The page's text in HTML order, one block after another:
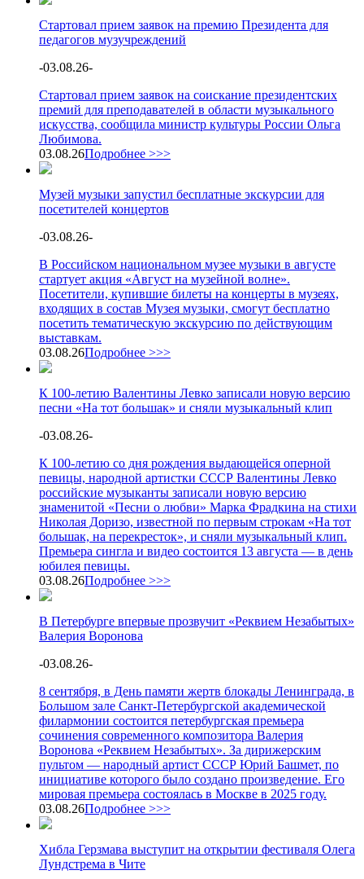
Стартовал прием заявок на премию Президента для
педагогов музучреждений
-03.08.26-
Стартовал прием заявок на соискание президентских
премий для преподавателей в области музыкального
искусства, сообщила министр культуры России Ольга
Любимова.
03.08.26Подробнее >>>
Музей музыки запустил бесплатные экскурсии для
посетителей концертов
-03.08.26-
В Российском национальном музее музыки в августе
стартует акция «Август на музейной волне».
Посетители, купившие билеты на концерты в музеях,
входящих в состав Музея музыки, смогут бесплатно
посетить тематическую экскурсию по действующим
выставкам.
03.08.26Подробнее >>>
К 100-летию Валентины Левко записали новую версию
песни «На тот большак» и сняли музыкальный клип
-03.08.26-
К 100-летию со дня рождения выдающейся оперной
певицы, народной артистки СССР Валентины Левко
российские музыканты записали новую версию
знаменитой «Песни о любви» Марка Фрадкина на стихи
Николая Доризо, известной по первым строкам «На тот
большак, на перекресток», и сняли музыкальный клип.
Премьера сингла и видео состоится 13 августа — в день
юбилея певицы.
03.08.26Подробнее >>>
В Петербурге впервые прозвучит «Реквием Незабытых»
Валерия Воронова
-03.08.26-
8 сентября, в День памяти жертв блокады Ленинграда, в
Большом зале Санкт-Петербургской академической
филармонии состоится петербургская премьера
сочинения современного композитора Валерия
Воронова «Реквием Незабытых». За дирижерским
пультом — народный артист СССР Юрий Башмет, по
инициативе которого было создано произведение. Его
мировая премьера состоялась в Москве в 2025 году.
03.08.26Подробнее >>>
Хибла Герзмава выступит на открытии фестиваля Олега
Лундстрема в Чите